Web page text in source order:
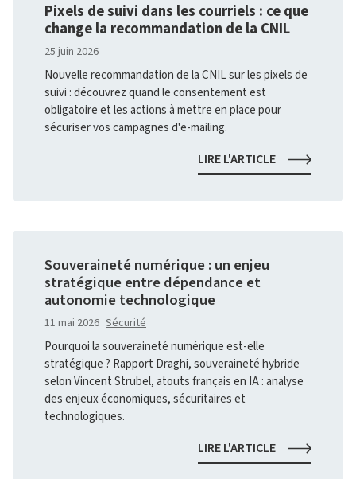
Pixels de suivi dans les courriels : ce que
change la recommandation de la CNIL
25 juin 2026
Nouvelle recommandation de la CNIL sur les pixels de
suivi : découvrez quand le consentement est
obligatoire et les actions à mettre en place pour
sécuriser vos campagnes d'e-mailing.
LIRE L'ARTICLE PIXELS
DE
LA
CNIL
Souveraineté numérique : un enjeu
stratégique entre dépendance et
autonomie technologique
11 mai 2026 Sécurité
Pourquoi la souveraineté numérique est-elle
stratégique ? Rapport Draghi, souveraineté hybride
selon Vincent Strubel, atouts français en IA : analyse
des enjeux économiques, sécuritaires et
technologiques.
LIRE L'ARTICLE
NUMÉRIQUE